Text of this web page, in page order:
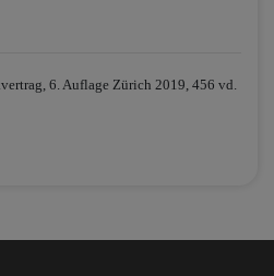
6. Auflage Zürich 2019, 456 vd.